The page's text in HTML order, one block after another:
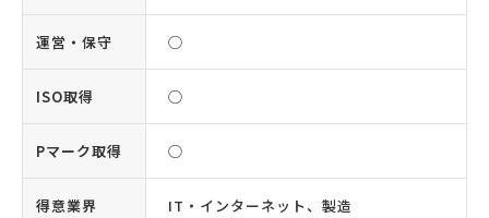
運営・保守 ◯
ISO取得 ◯
Pマーク取得 ◯
得意業界 IT・インターネット、製造